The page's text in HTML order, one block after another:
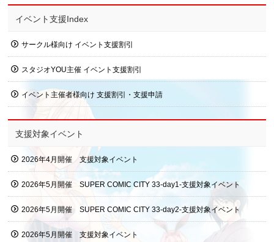
イベント支援Index
サークル様向け イベント支援割引
スタジオYOU主催 イベント支援割引
イベント主催者様向け 支援割引・支援申請
支援対象イベント
2026年4月開催 支援対象イベント
2026年5月開催 SUPER COMIC CITY 33-day1-支援対象イベント
2026年5月開催 SUPER COMIC CITY 33-day2-支援対象イベント
2026年5月開催 支援対象イベント